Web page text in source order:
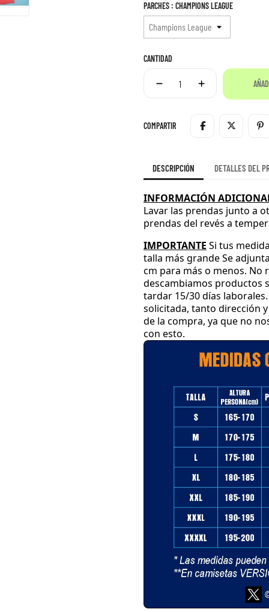
PARCHES : CHAMPIONS LEAGUE
CANTIDAD
COMPARTIR
DESCRIPCIÓN DETALLES DEL
INFORMACIÓN
Lavar las prendas junto a
prendas del revés a
IMPORTANTE Si tus
talla más grandeSe
cm para más o menos. No
descambiamos productos
tardar 15/30 días laborales.
solicitada, tanto dirección
de la compra, ya que no
con esto.